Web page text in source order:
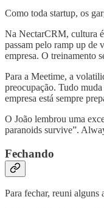
Como toda startup, os
Na NectarCRM, cultura
passam pelo ramp up de
empresa. O treinamento
Para a Meetime, a
preocupação. Tudo
empresa está sempre
O João lembrou uma
paranoids survive”.
Fechando
Para fechar, reuni alguns